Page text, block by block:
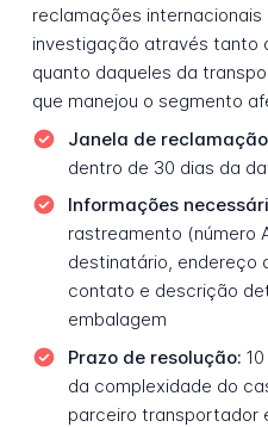
reclamações
investigação através tanto
quanto daqueles da
que manejou o segmento
Janela de
dentro de 30 dias da
Informações
rastreamento (número
destinatário, endereço
contato e descrição
embalagem
Prazo de resolução:
da complexidade do
parceiro transportador